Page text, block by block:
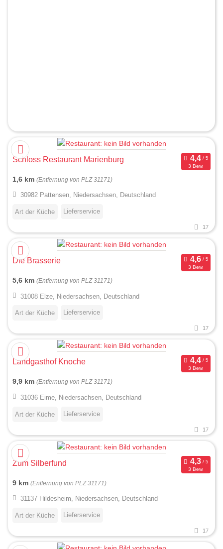
Schloss Restaurant Marienburg
3 Bew.
1,6 km (Entfernung von PLZ 31171)
30982 Pattensen, Niedersachsen, Deutschland
Art der Küche Lieferservice
17
Die Brasserie
3 Bew.
5,6 km (Entfernung von PLZ 31171)
31008 Elze, Niedersachsen, Deutschland
Art der Küche Lieferservice
17
Landgasthof Knoche
3 Bew.
9,9 km (Entfernung von PLZ 31171)
31036 Eime, Niedersachsen, Deutschland
Art der Küche Lieferservice
17
Zum Silberfund
3 Bew.
9 km (Entfernung von PLZ 31171)
31137 Hildesheim, Niedersachsen, Deutschland
Art der Küche Lieferservice
17